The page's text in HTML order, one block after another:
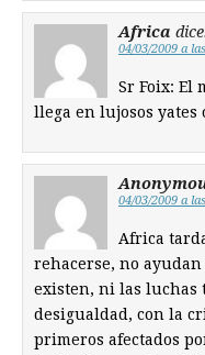
Africa
04/03/2009 a
Sr Foix: El
llega en lujosos yates
04/03/2009 a
Africa
rehacerse, no
existen, ni las luchas
desigualdad, con la
primeros afectados